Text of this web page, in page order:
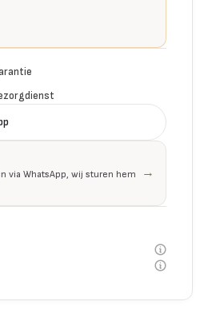
via WhatsApp, wij sturen hem
→